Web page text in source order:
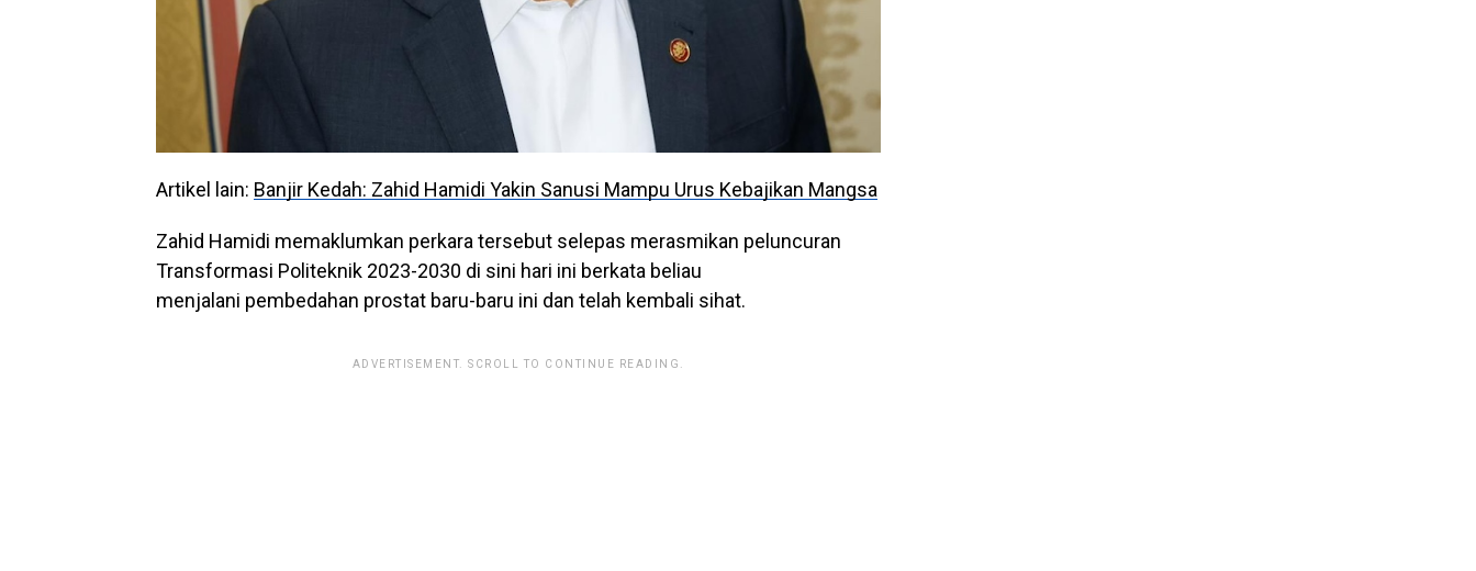
Artikel lain: Banjir Kedah: Zahid Hamidi Yakin Sanusi Mampu Urus Kebajikan Mangsa
Zahid Hamidi memaklumkan perkara tersebut selepas merasmikan peluncuran
Transformasi Politeknik 2023-2030 di sini hari ini berkata beliau
menjalani pembedahan prostat baru-baru ini dan telah kembali sihat.
ADVERTISEMENT. SCROLL TO CONTINUE READING.